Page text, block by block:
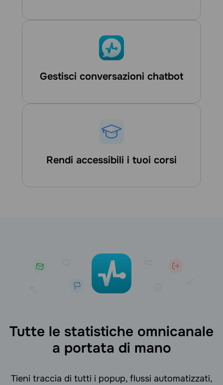
Gestisci conversazioni chatbot
Rendi accessibili i tuoi corsi
Tutte le statistiche omnicanale
a portata di mano
Tieni traccia di tutti i popup, flussi automatizzati,